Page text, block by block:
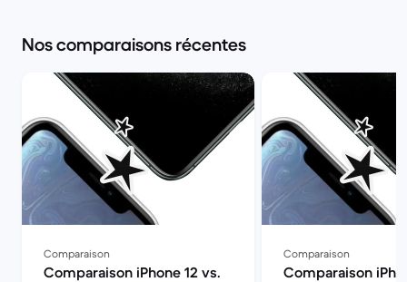
Nos comparaisons récentes
Comparaison
Comparaison iPhone 12 vs.
Comparaison
Comparaison